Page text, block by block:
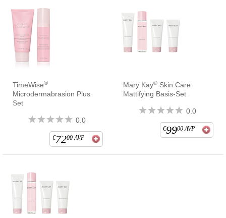
TimeWise®
Microdermabrasion Plus
Set
0.0
€7200 AVP
Mary Kay® Skin Care
Mattifying Basis-Set
0.0
€9900 AVP